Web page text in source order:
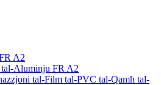
A2
Aluminju FR A2
tal-Film tal-PVC tal-Qamħ tal-